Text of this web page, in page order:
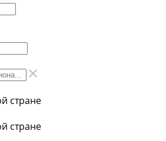
стране
стране